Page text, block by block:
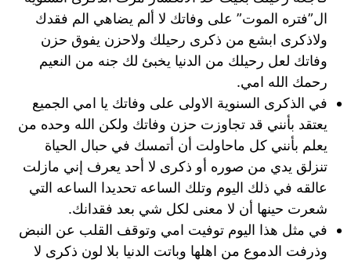
ال”فتره الموت” على وفاتك لا ألم يضاهي الم فقدك
ولاذكرى ابشع من ذكرى رحيلك ولاحزن يفوق حزن
وفاتك لعل رحيلك من الدنيا يخبئ لك جنه من النعيم
رحمك الله امي.
في الذكرى السنوية الاولى على وفاتك يا امي الجميع
يعتقد بأنني قد تجاوزت حزن وفاتك ولكن الله وحده من
يعلم بأنني كل ماحاولت أن أتمسك في حبال الحياة
تنزلق يدي من صوره أو ذكرى لا أحد يعرف إني مازلت
عالقه في ذلك اليوم وتلك الساعه تحديدا الساعه التي
شعرت حينها أن لا معنى لكل شي بعد فقدانك.
في مثل هذا اليوم توفيت امي وتوقف القلب عن النبض
وذرفت الدموع من اهلها وباتت الدنيا بلا لون ذكرى لا